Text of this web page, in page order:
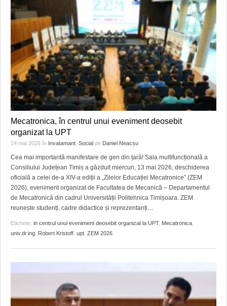
Mecatronica, în centrul unui eveniment deosebit
organizat la UPT
14 mai 2026 în Invatamant Social de Daniel Neacșu
Cea mai importantă manifestare de gen din țară! Sala multifuncțională a
Consiliului Județean Timiș a găzduit miercuri, 13 mai 2026, deschiderea
oficială a celei de-a XIV-a ediții a „Zilelor Educației Mecatronice” (ZEM
2026), eveniment organizat de Facultatea de Mecanică – Departamentul
de Mecatronică din cadrul Universității Politehnica Timișoara. ZEM
reunește studenți, cadre didactice și reprezentanți
Etichete: in centrul unui eveniment deosebit organizat la UPT, Mecatronica
univ.dr.ing. Robert Kristoff upt ZEM 2026